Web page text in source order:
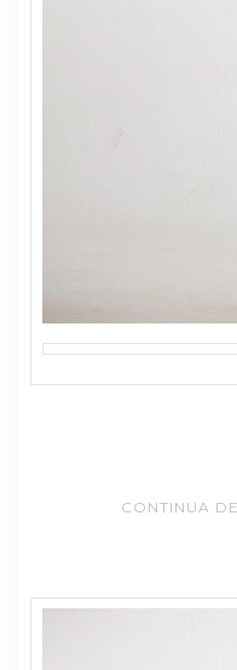
CONTINUA